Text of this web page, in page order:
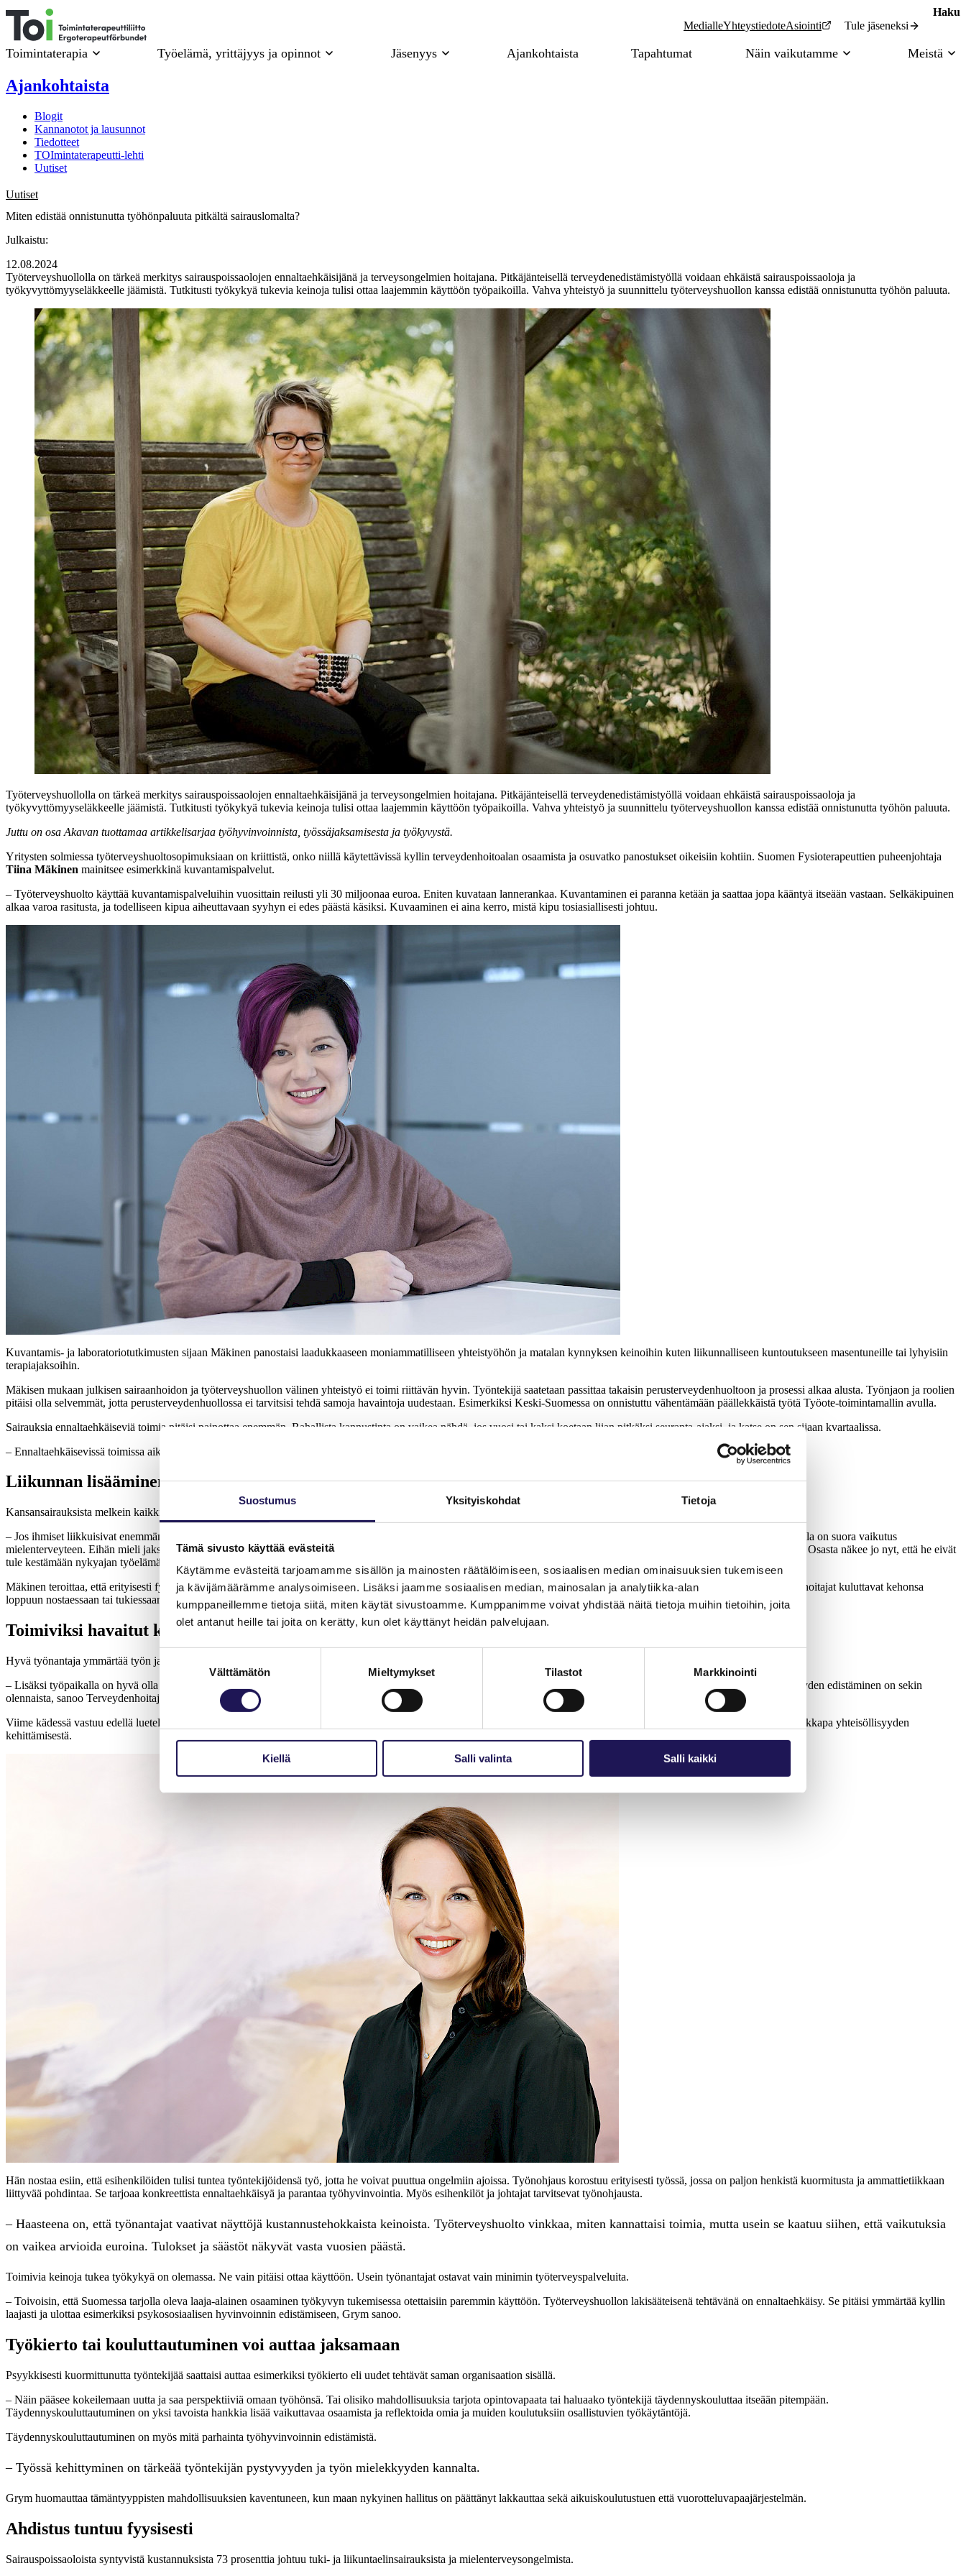
Suostumus Yksityiskohdat Tietoja
Tämä sivusto käyttää evästeitä
Käytämme evästeitä tarjoamamme sisällön ja mainosten räätälöimiseen, sosiaalisen median ominaisuuksien tukemiseen
ja kävijämäärämme analysoimiseen. Lisäksi jaamme sosiaalisen median, mainosalan ja analytiikka-alan
kumppaneillemme tietoja siitä, miten käytät sivustoamme. Kumppanimme voivat yhdistää näitä tietoja muihin tietoihin, joita
olet antanut heille tai joita on kerätty, kun olet käyttänyt heidän palvelujaan.
Välttämätön Mieltymykset Tilastot Markkinointi
Kiellä Salli valinta Salli kaikki
Siirry
sisältöön
MedialleYhteystiedoteAsiointi Tule jäseneksi
Haku
Toimintaterapia Työelämä, yrittäjyys ja opinnot Jäsenyys Ajankohtaista Tapahtumat Näin vaikutamme Meistä
Ajankohtaista
Blogit
Kannanotot ja lausunnot
Tiedotteet
TOImintaterapeutti-lehti
Uutiset
Uutiset
Miten edistää onnistunutta työhönpaluuta pitkältä sairauslomalta?
Julkaistu:
12.08.2024
Työterveyshuollolla on tärkeä merkitys sairauspoissaolojen ennaltaehkäisijänä ja terveysongelmien hoitajana. Pitkäjänteisellä terveydenedistämistyöllä voidaan ehkäistä sairauspoissaoloja ja
työkyvyttömyyseläkkeelle jäämistä. Tutkitusti työkykyä tukevia keinoja tulisi ottaa laajemmin käyttöön työpaikoilla. Vahva yhteistyö ja suunnittelu työterveyshuollon kanssa edistää onnistunutta työhön paluuta.
Työterveyshuollolla on tärkeä merkitys sairauspoissaolojen ennaltaehkäisijänä ja terveysongelmien hoitajana. Pitkäjänteisellä terveydenedistämistyöllä voidaan ehkäistä sairauspoissaoloja ja
työkyvyttömyyseläkkeelle jäämistä. Tutkitusti työkykyä tukevia keinoja tulisi ottaa laajemmin käyttöön työpaikoilla. Vahva yhteistyö ja suunnittelu työterveyshuollon kanssa edistää onnistunutta työhön paluuta.
Juttu on osa Akavan tuottamaa artikkelisarjaa työhyvinvoinnista, työssäjaksamisesta ja työkyvystä.
Yritysten solmiessa työterveyshuoltosopimuksiaan on kriittistä, onko niillä käytettävissä kyllin terveydenhoitoalan osaamista ja osuvatko panostukset oikeisiin kohtiin. Suomen Fysioterapeuttien puheenjohtaja
Tiina Mäkinen mainitsee esimerkkinä kuvantamispalvelut.
– Työterveyshuolto käyttää kuvantamispalveluihin vuosittain reilusti yli 30 miljoonaa euroa. Eniten kuvataan lannerankaa. Kuvantaminen ei paranna ketään ja saattaa jopa kääntyä itseään vastaan. Selkäkipuinen
alkaa varoa rasitusta, ja todelliseen kipua aiheuttavaan syyhyn ei edes päästä käsiksi. Kuvaaminen ei aina kerro, mistä kipu tosiasiallisesti johtuu.
Kuvantamis- ja laboratoriotutkimusten sijaan Mäkinen panostaisi laadukkaaseen moniammatilliseen yhteistyöhön ja matalan kynnyksen keinoihin kuten liikunnalliseen kuntoutukseen masentuneille tai lyhyisiin
terapiajaksoihin.
Mäkisen mukaan julkisen sairaanhoidon ja työterveyshuollon välinen yhteistyö ei toimi riittävän hyvin. Työntekijä saatetaan passittaa takaisin perusterveydenhuoltoon ja prosessi alkaa alusta. Työnjaon ja roolien
pitäisi olla selvemmät, jotta perusterveydenhuollossa ei tarvitsisi tehdä samoja havaintoja uudestaan. Esimerkiksi Keski-Suomessa on onnistuttu vähentämään päällekkäistä työtä Työote-toimintamallin avulla.
Sairauksia ennaltaehkäiseviä toimia pitäisi painottaa enemmän. Rahallista kannustinta on vaikea nähdä, jos vuosi tai kaksi koetaan liian pitkäksi seuranta-ajaksi, ja katse on sen sijaan kvartaalissa.
– Ennaltaehkäisevissä toimissa aikaperspektiivin olisi oltava pitempi, Mäkinen sanoo.
Liikunnan lisääminen poistaisi monia huolia ja ehkäisisi sairauksia
Kansansairauksista melkein kaikki saataisiin ehkäistyä fyysistä aktiivisuutta lisäämällä.
– Jos ihmiset liikkuisivat enemmän, meidän huolistamme puolet häviäisivät saman tien. Liikunta on niin merkittävä asia, ja se on vähentynyt koko ajan. Ihmisen fyysisellä kunnolla on suora vaikutus
mielenterveyteen. Eihän mieli jaksa, jos ei keho jaksa ja koko ajan pitää työskennellä äärirajoilla. Meillä on paljon lapsia, jotka eivät pääse kyykkyyn tai jaksa juosta sataa metriä. Osasta näkee jo nyt, että he eivät
tule kestämään nykyajan työelämää.
Mäkinen teroittaa, että erityisesti fyysistä työtä tekevien pitäisi saada systemaattista koulutusta ergonomisiin tapoihin tehdä työtä. Esimerkiksi hoitajapula ei ainakaan vähene, jos hoitajat kuluttavat kehonsa
loppuun nostaessaan tai tukiessaan potilaita istumaan tai kävelemään kuormittavin ottein ja ilman asianmukaisia apuvälineitä.
Toimiviksi havaitut keinot käyttöön
Hyvä työnantaja ymmärtää työn ja vapaa-ajan tasapainon tärkeyden.
– Lisäksi työpaikalla on hyvä olla psykososiaalista kuormitusta ennaltaehkäisevät ja erityisesti aivoergonomiaa tukevat keinot ja käytänteet. Liikunnan, tauotuksen ja yhteisöllisyyden edistäminen on sekin
olennaista, sanoo Terveydenhoitajaliiton puheenjohtajaKirsi Grym
Viime kädessä vastuu edellä luetellusta on työnantajalla, mutta työterveyshuolto voi olla tässä isona apuna. Lisäksi Grym kannustaa kuuntelemaan työntekijöiden näkemyksiä vaikkapa yhteisöllisyyden
kehittämisestä.
Hän nostaa esiin, että esihenkilöiden tulisi tuntea työntekijöidensä työ, jotta he voivat puuttua ongelmiin ajoissa. Työnohjaus korostuu erityisesti työssä, jossa on paljon henkistä kuormitusta ja ammattietiikkaan
liittyvää pohdintaa. Se tarjoaa konkreettista ennaltaehkäisyä ja parantaa työhyvinvointia. Myös esihenkilöt ja johtajat tarvitsevat työnohjausta.
– Haasteena on, että työnantajat vaativat näyttöjä kustannustehokkaista keinoista. Työterveyshuolto vinkkaa, miten kannattaisi toimia, mutta usein se kaatuu siihen, että vaikutuksia
on vaikea arvioida euroina. Tulokset ja säästöt näkyvät vasta vuosien päästä.
Toimivia keinoja tukea työkykyä on olemassa. Ne vain pitäisi ottaa käyttöön. Usein työnantajat ostavat vain minimin työterveyspalveluita.
– Toivoisin, että Suomessa tarjolla oleva laaja-alainen osaaminen työkyvyn tukemisessa otettaisiin paremmin käyttöön. Työterveyshuollon lakisääteisenä tehtävänä on ennaltaehkäisy. Se pitäisi ymmärtää kyllin
laajasti ja ulottaa esimerkiksi psykososiaalisen hyvinvoinnin edistämiseen, Grym sanoo.
Työkierto tai kouluttautuminen voi auttaa jaksamaan
Psyykkisesti kuormittunutta työntekijää saattaisi auttaa esimerkiksi työkierto eli uudet tehtävät saman organisaation sisällä.
– Näin pääsee kokeilemaan uutta ja saa perspektiiviä omaan työhönsä. Tai olisiko mahdollisuuksia tarjota opintovapaata tai haluaako työntekijä täydennyskouluttaa itseään pitempään.
Täydennyskouluttautuminen on yksi tavoista hankkia lisää vaikuttavaa osaamista ja reflektoida omia ja muiden koulutuksiin osallistuvien työkäytäntöjä.
Täydennyskouluttautuminen on myös mitä parhainta työhyvinvoinnin edistämistä.
– Työssä kehittyminen on tärkeää työntekijän pystyvyyden ja työn mielekkyyden kannalta.
Grym huomauttaa tämäntyyppisten mahdollisuuksien kaventuneen, kun maan nykyinen hallitus on päättänyt lakkauttaa sekä aikuiskoulutustuen että vuorotteluvapaajärjestelmän.
Ahdistus tuntuu fyysisesti
Sairauspoissaoloista syntyvistä kustannuksista 73 prosenttia johtuu tuki- ja liikuntaelinsairauksista ja mielenterveysongelmista.